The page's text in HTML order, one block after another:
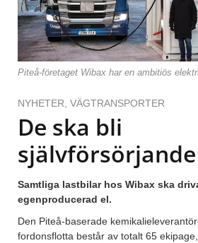
Piteå-företaget Wibax har en ambitiös
NYHETER VÄGTRANSPORTER
De ska bli
Samtliga lastbilar hos Wibax ska
egenproducerad el.
Den Piteå-baserade
fordonsflotta består av totalt 65